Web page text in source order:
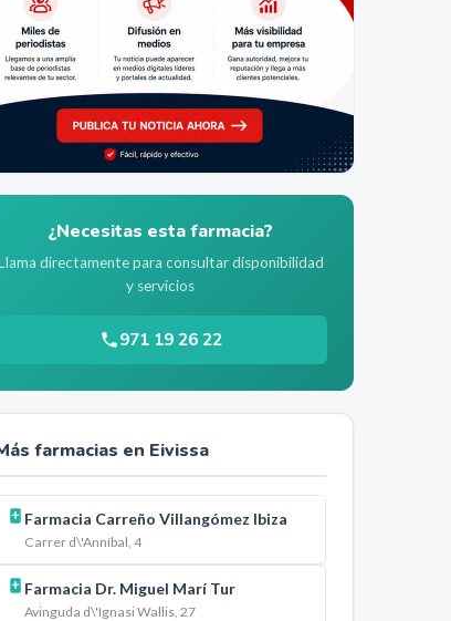
¿Necesitas esta farmacia?
directamente para consultar disponibilidad
y servicios
971 19 26 22
farmacias en Eivissa
Farmacia Carreño Villangómez Ibiza
Carrer d\'Anníbal, 4
Farmacia Dr. Miguel Marí Tur
Avinguda d\'Ignasi Wallis, 27